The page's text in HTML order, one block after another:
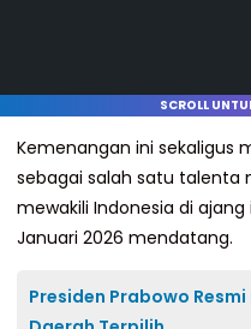
SCROLL
Kemenangan ini sekaligus
sebagai salah satu talenta
mewakili Indonesia di
Januari 2026 mendatang.
Presiden Prabowo